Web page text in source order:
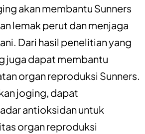
akan membantu Sunners
lemak perut dan menjaga
Dari hasil penelitian yang
juga dapat membantu
organ reproduksi Sunners.
joging, dapat
antioksidan untuk
organ reproduksi